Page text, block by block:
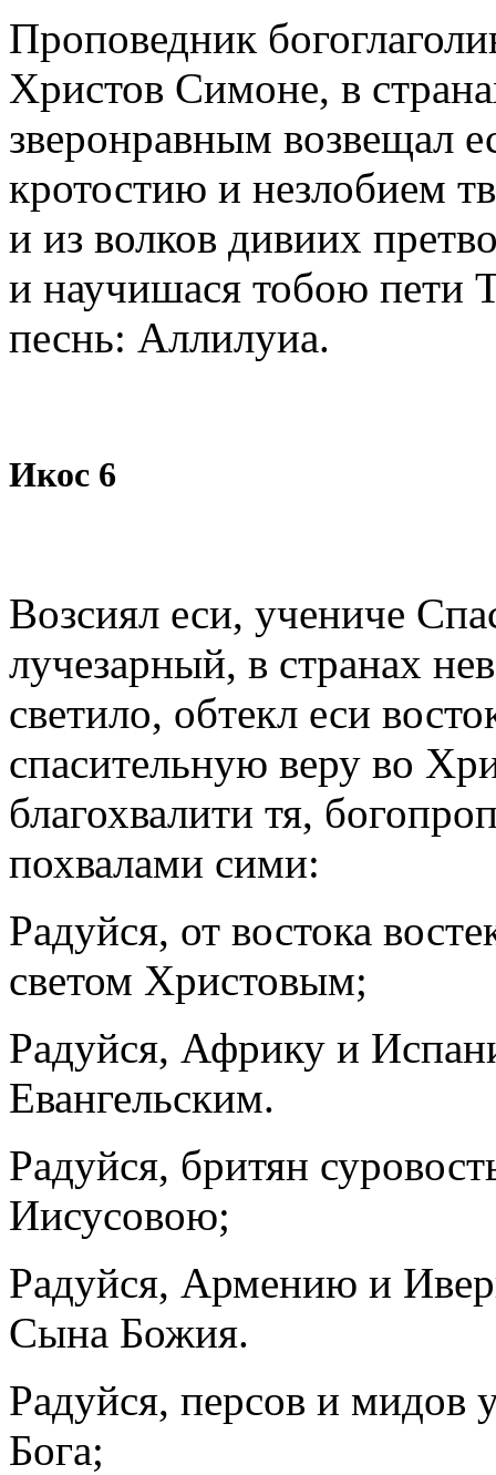
Проповедник
Христов Симоне, в
зверонравным возвещал
кротостию и незлобием
и из волков дивиих
и научишася тобою пети
песнь: Аллилуиа.
Икос 6
Возсиял еси, учениче
лучезарный, в странах
светило, обтекл еси
спасительную веру во
благохвалити тя,
похвалами сими:
Радуйся, от востока
светом Христовым;
Радуйся, Африку и
Евангельским.
Радуйся, бритян
Иисусовою;
Радуйся, Армению и
Сына Божия.
Радуйся, персов и мидов
Бога;